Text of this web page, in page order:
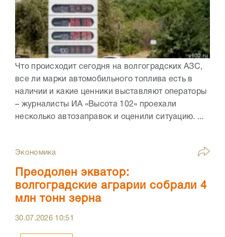
Что происходит сегодня на волгоградских АЗС,
все ли марки автомобильного топлива есть в
наличии и какие ценники выставляют операторы
– журналисты ИА «Высота 102» проехали
несколько автозаправок и оценили ситуацию. ...
Экономика
Преодолен экватор:
волгоградские аграрии собрали 4
млн тонн зерна
30.07.2026 10:51